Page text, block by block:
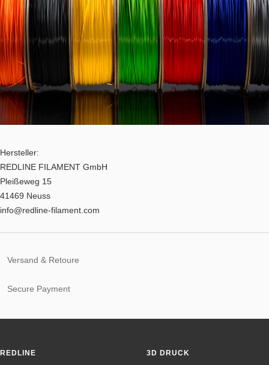
Hersteller:
REDLINE FILAMENT GmbH
Pleißeweg 15
41469 Neuss
info@redline-filament.com
Versand & Retoure
Secure Payment
REDLINE 3D DRUCK